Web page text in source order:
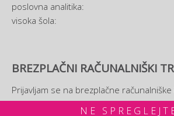
poslovna analitika:
visoka šola:
BREZPLAČNI RAČUNALNIŠKI
Prijavljam se na brezplačne
prijavi si boste lahko ogledali tudi
NE